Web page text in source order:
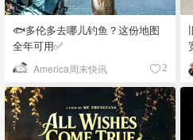
🐟多伦多去哪儿钓鱼？这份地图
全年可用✅
America周末快讯 2